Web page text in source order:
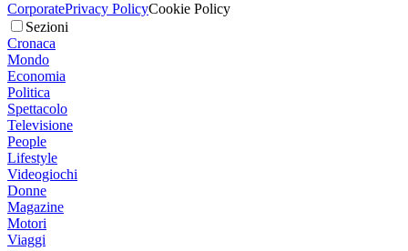
CorporatePrivacy PolicyCookie Policy
Sezioni
Cronaca
Mondo
Economia
Politica
Spettacolo
Televisione
People
Lifestyle
Videogiochi
Donne
Magazine
Motori
Viaggi